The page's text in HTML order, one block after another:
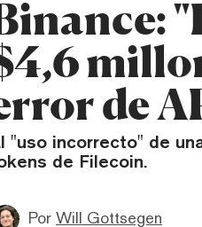
de
"uso incorrecto" de
de Filecoin.
Por Will Gottsegen